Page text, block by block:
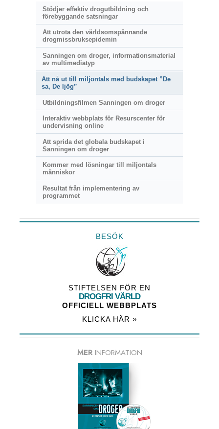
Stödjer effektiv drogutbildning och
förebyggande satsningar
Att utrota den världsomspännande
drogmissbruksepidemin
Sanningen om droger, informationsmaterial
av multimediatyp
Att nå ut till miljontals med budskapet ”De
sa, De ljög”
Utbildningsfilmen Sanningen om droger
Interaktiv webbplats för Resurscenter för
undervisning online
Att sprida det globala budskapet i
Sanningen om droger
Kommer med lösningar till miljontals
människor
Resultat från implementering av
programmet
BESÖK
STIFTELSEN FÖR EN
DROGFRI VÄRLD
OFFICIELL WEBBPLATS
KLICKA HÄR »
MER INFORMATION